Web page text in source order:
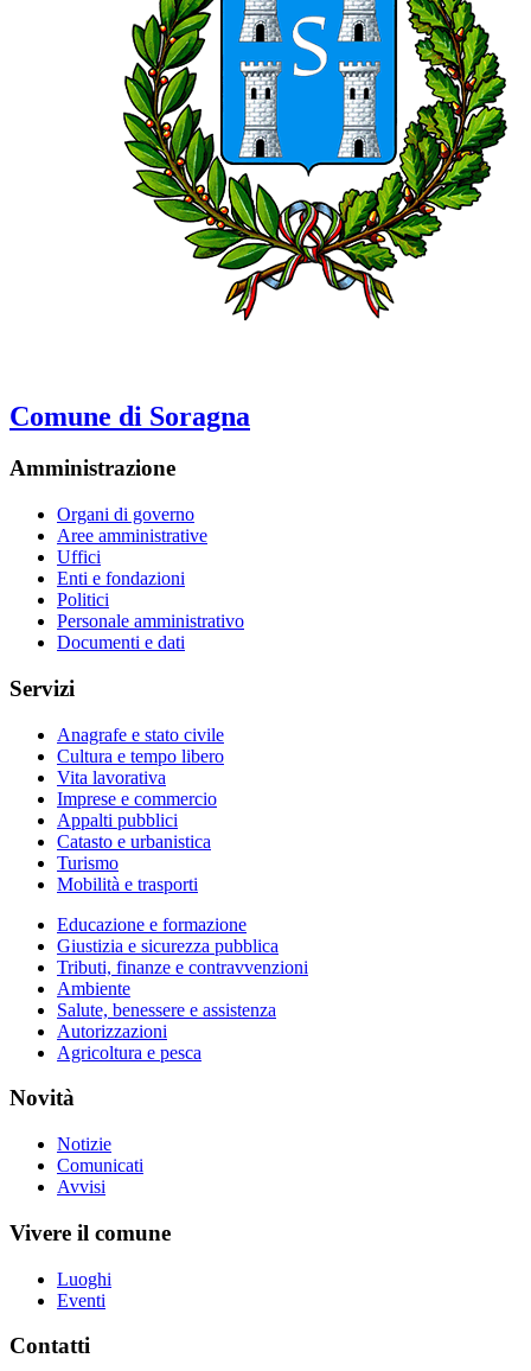
Comune di Soragna
Amministrazione
Organi di governo
Aree amministrative
Uffici
Enti e fondazioni
Politici
Personale amministrativo
Documenti e dati
Servizi
Anagrafe e stato civile
Cultura e tempo libero
Vita lavorativa
Imprese e commercio
Appalti pubblici
Catasto e urbanistica
Turismo
Mobilità e trasporti
Educazione e formazione
Giustizia e sicurezza pubblica
Tributi, finanze e contravvenzioni
Ambiente
Salute, benessere e assistenza
Autorizzazioni
Agricoltura e pesca
Novità
Notizie
Comunicati
Avvisi
Vivere il comune
Luoghi
Eventi
Contatti